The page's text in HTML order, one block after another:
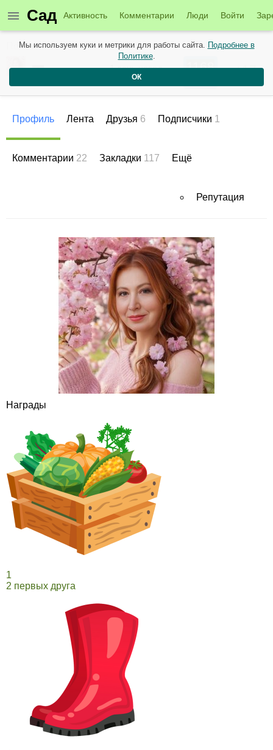
Сад Активность Комментарии Люди Войти
Пользователи
Тамарa.1 день назад 1168 +17
Профиль Лента Друзья 6 Подписчики 1
Комментарии 22 Закладки 117 Ещё
Репутация
Награды
1
2 первых друга
Мы используем куки и метрики для работы сайта. Подробнее в
Политике.
ОК